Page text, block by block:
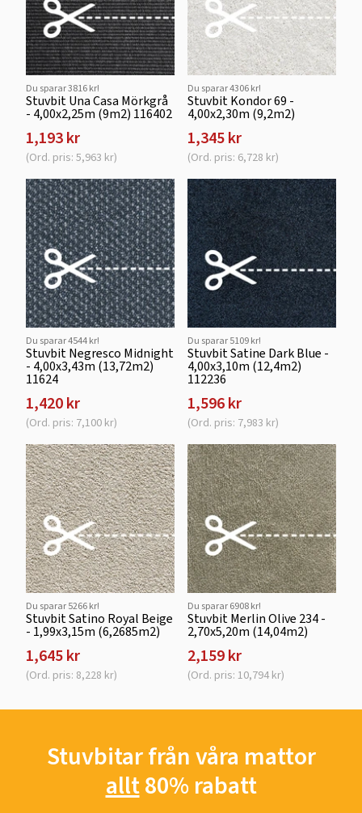
Du sparar 3816 kr!
Stuvbit Una Casa Mörkgrå
- 4,00x2,25m (9m2) 116402
1,193 kr
(Ord. pris: 5,963 kr)
Du sparar 4306 kr!
Stuvbit Kondor 69 -
4,00x2,30m (9,2m2)
1,345 kr
(Ord. pris: 6,728 kr)
Du sparar 4544 kr!
Stuvbit Negresco Midnight
- 4,00x3,43m (13,72m2)
11624
1,420 kr
(Ord. pris: 7,100 kr)
Du sparar 5109 kr!
Stuvbit Satine Dark Blue -
4,00x3,10m (12,4m2)
112236
1,596 kr
(Ord. pris: 7,983 kr)
Du sparar 5266 kr!
Stuvbit Satino Royal Beige
- 1,99x3,15m (6,2685m2)
1,645 kr
(Ord. pris: 8,228 kr)
Du sparar 6908 kr!
Stuvbit Merlin Olive 234 -
2,70x5,20m (14,04m2)
2,159 kr
(Ord. pris: 10,794 kr)
Stuvbitar från våra mattor
allt80% rabatt